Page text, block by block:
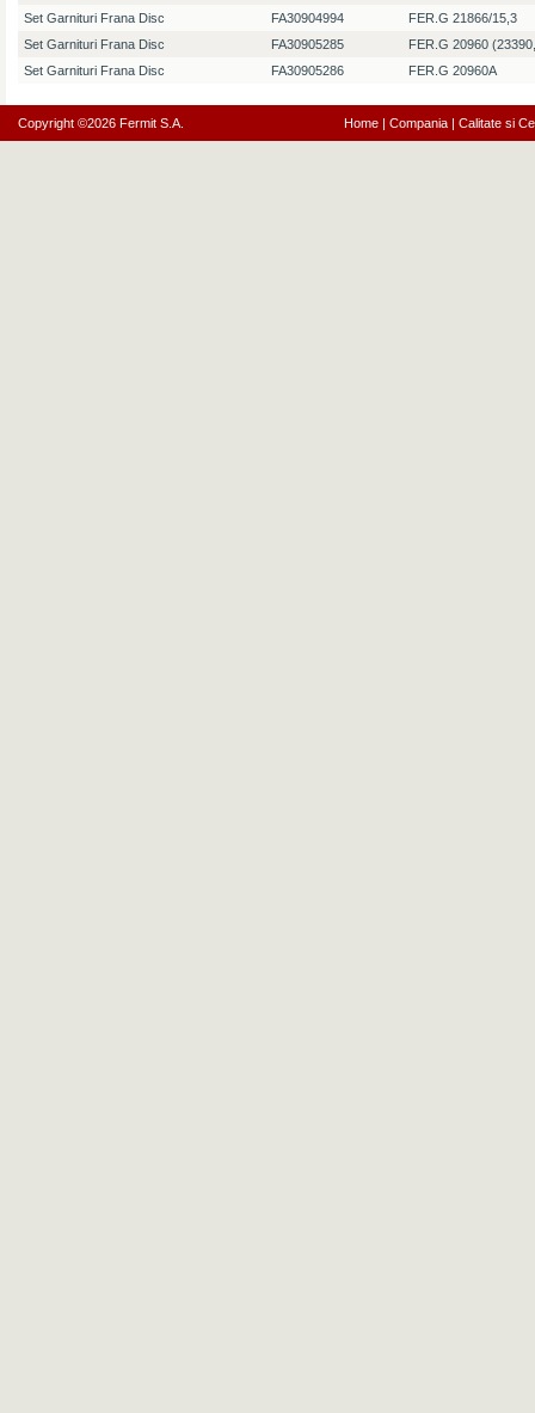
Set Garnituri Frana Disc
FA30904994
FER.G 21866/15,3
Set Garnituri Frana Disc
FA30905285
FER.G 20960
Set Garnituri Frana Disc
FA30905286 FER.G 20960A
Copyright ©2026 Fermit S.A. Home| Compania| Calitate si